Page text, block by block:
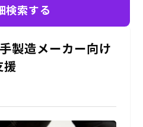
検索する
製造メーカー向け
援